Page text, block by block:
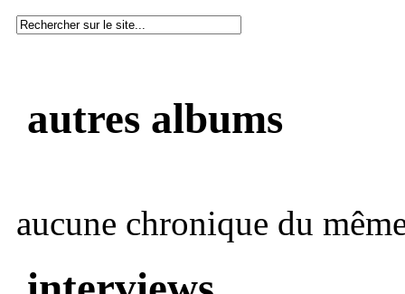
autres albums
aucune chronique du